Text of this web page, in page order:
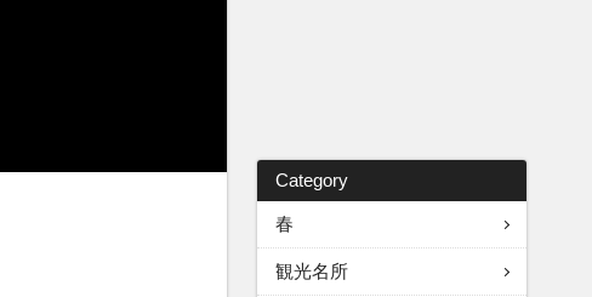
Category
春
観光名所